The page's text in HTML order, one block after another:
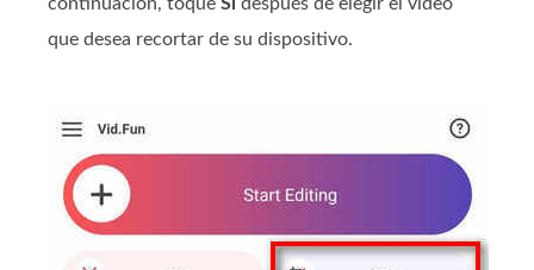
que desea recortar de su dispositivo.